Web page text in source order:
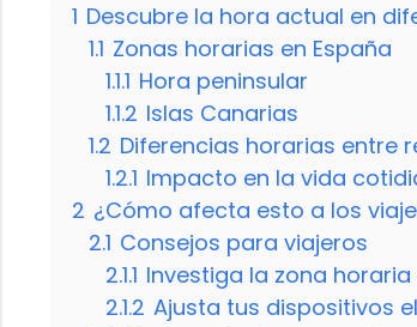
1 Descubre la hora actual en
1.1 Zonas horarias en España
1.1.1 Hora peninsular
1.1.2 Islas Canarias
1.2 Diferencias horarias entre
1.2.1 Impacto en la vida
2 ¿Cómo afecta esto a los
2.1 Consejos para viajeros
2.1.1 Investiga la zona
2.1.2 Ajusta tus dispositivos